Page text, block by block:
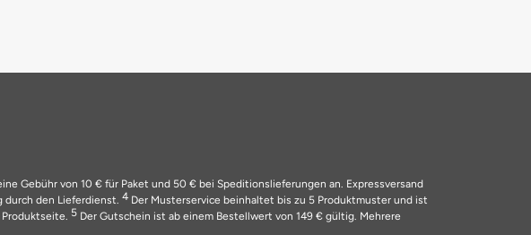
Gebühr von 10 € für Paket und 50 € bei Speditionslieferungen an. Expressversand
durch den Lieferdienst. 4 Der Musterservice beinhaltet bis zu 5 Produktmuster und ist
5 Der Gutschein ist ab einem Bestellwert von 149 € gültig. Mehrere